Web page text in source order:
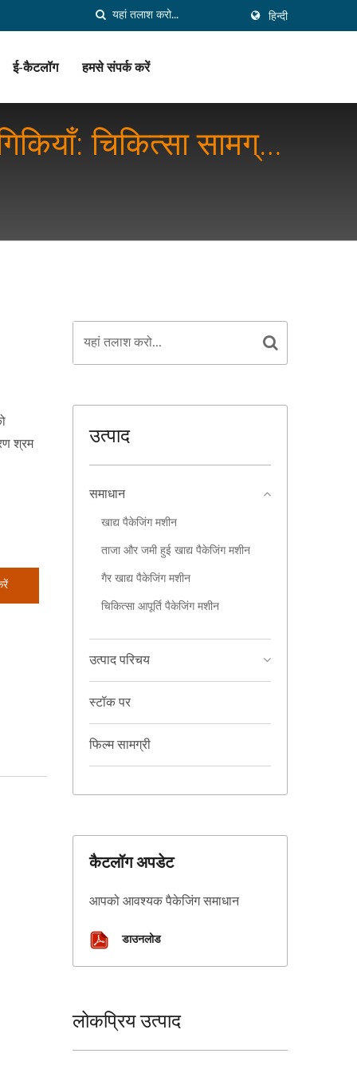
हिन्दी
ई-कैटलॉग हमसे संपर्क करें
चिकित्सा सामग्री
श्रम
उत्पाद
समाधान
खाद्य पैकेजिंग मशीन
ताजा और जमी हुई खाद्य पैकेजिंग मशीन
गैर खाद्य पैकेजिंग मशीन
चिकित्सा आपूर्ति पैकेजिंग मशीन
उत्पाद परिचय
स्टॉक पर
फिल्म सामग्री
कैटलॉग अपडेट
आपको आवश्यक पैकेजिंग समाधान
डाउनलोड
लोकप्रिय उत्पाद